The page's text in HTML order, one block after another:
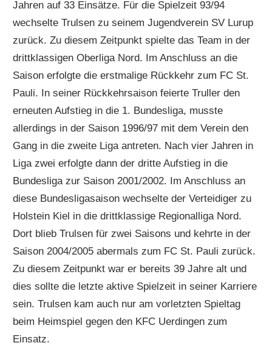
Jahren auf 33 Einsätze. Für die Spielzeit 93/94
wechselte Trulsen zu seinem Jugendverein SV Lurup
zurück. Zu diesem Zeitpunkt spielte das Team in der
drittklassigen Oberliga Nord. Im Anschluss an die
Saison erfolgte die erstmalige Rückkehr zum FC St.
Pauli. In seiner Rückkehrsaison feierte Truller den
erneuten Aufstieg in die 1. Bundesliga, musste
allerdings in der Saison 1996/97 mit dem Verein den
Gang in die zweite Liga antreten. Nach vier Jahren in
Liga zwei erfolgte dann der dritte Aufstieg in die
Bundesliga zur Saison 2001/2002. Im Anschluss an
diese Bundesligasaison wechselte der Verteidiger zu
Holstein Kiel in die drittklassige Regionalliga Nord.
Dort blieb Trulsen für zwei Saisons und kehrte in der
Saison 2004/2005 abermals zum FC St. Pauli zurück.
Zu diesem Zeitpunkt war er bereits 39 Jahre alt und
dies sollte die letzte aktive Spielzeit in seiner Karriere
sein. Trulsen kam auch nur am vorletzten Spieltag
beim Heimspiel gegen den KFC Uerdingen zum
Einsatz.